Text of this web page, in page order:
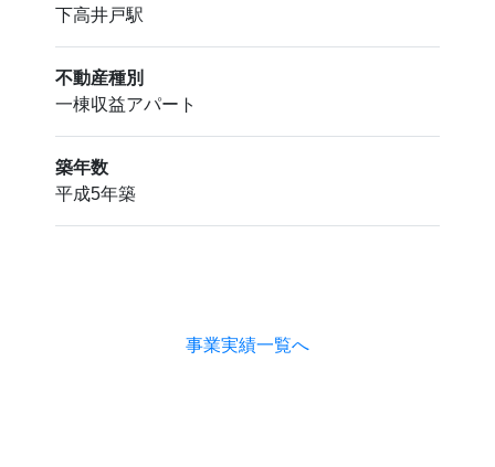
下高井戸駅
不動産種別
一棟収益アパート
築年数
平成5年築
事業実績一覧へ